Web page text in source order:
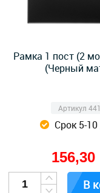
Рамка 1 пост (2
(Черный
Артикул
Срок 5-
156,30
В